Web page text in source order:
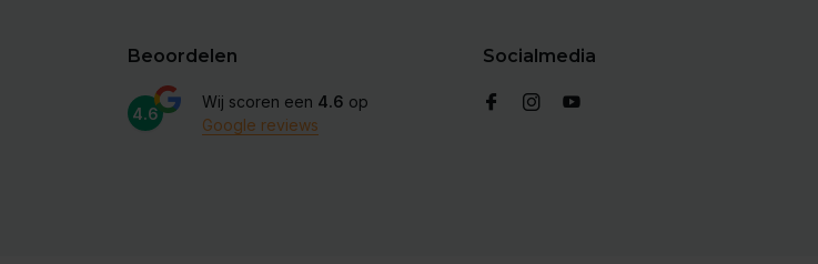
Beoordelen
4.6
Wij scoren een 4.6 op
Google reviews
Socialmedia